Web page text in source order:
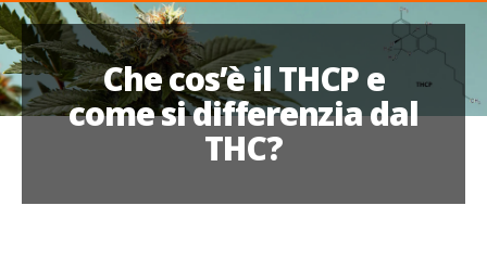
Che cos’è il THCP e
come si differenzia dal
THC?